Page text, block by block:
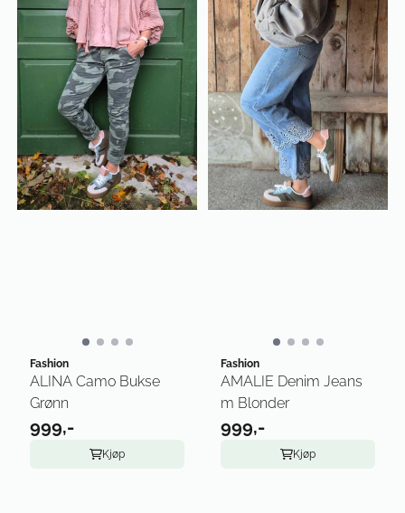
Fashion
ALINA Camo Bukse
Grønn
999,-
Kjøp
Fashion
AMALIE Denim Jeans
m Blonder
999,-
Kjøp